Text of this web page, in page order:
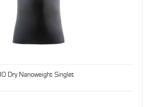
Dry Nanoweight Singlet